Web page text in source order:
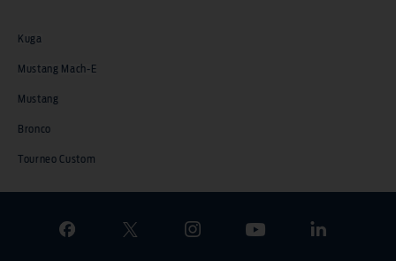
Kuga
Mustang Mach-E
Mustang
Bronco
Tourneo Custom